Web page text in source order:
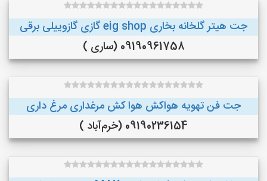
جت هیتر گلخانه بخاری eig shop گازی گازوییلی برقی
09190961758 (ساری )
جت فن تهویه هواکش هوا کش مرغداری مرغ داری
09190236154 (خرم‌آباد )